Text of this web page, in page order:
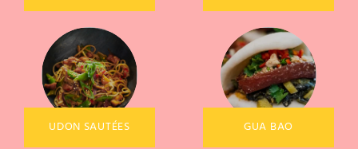
UDON SAUTÉES GUA BAO